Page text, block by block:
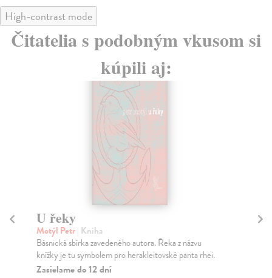
High-contrast mode
Čitatelia s podobným vkusom si
kúpili aj:
U řeky
Motýl Petr| Kniha
Básnická sbírka zavedeného autora. Řeka z názvu
knížky je tu symbolem pro herakleitovské panta rhei.
Zasielame do 12 dní